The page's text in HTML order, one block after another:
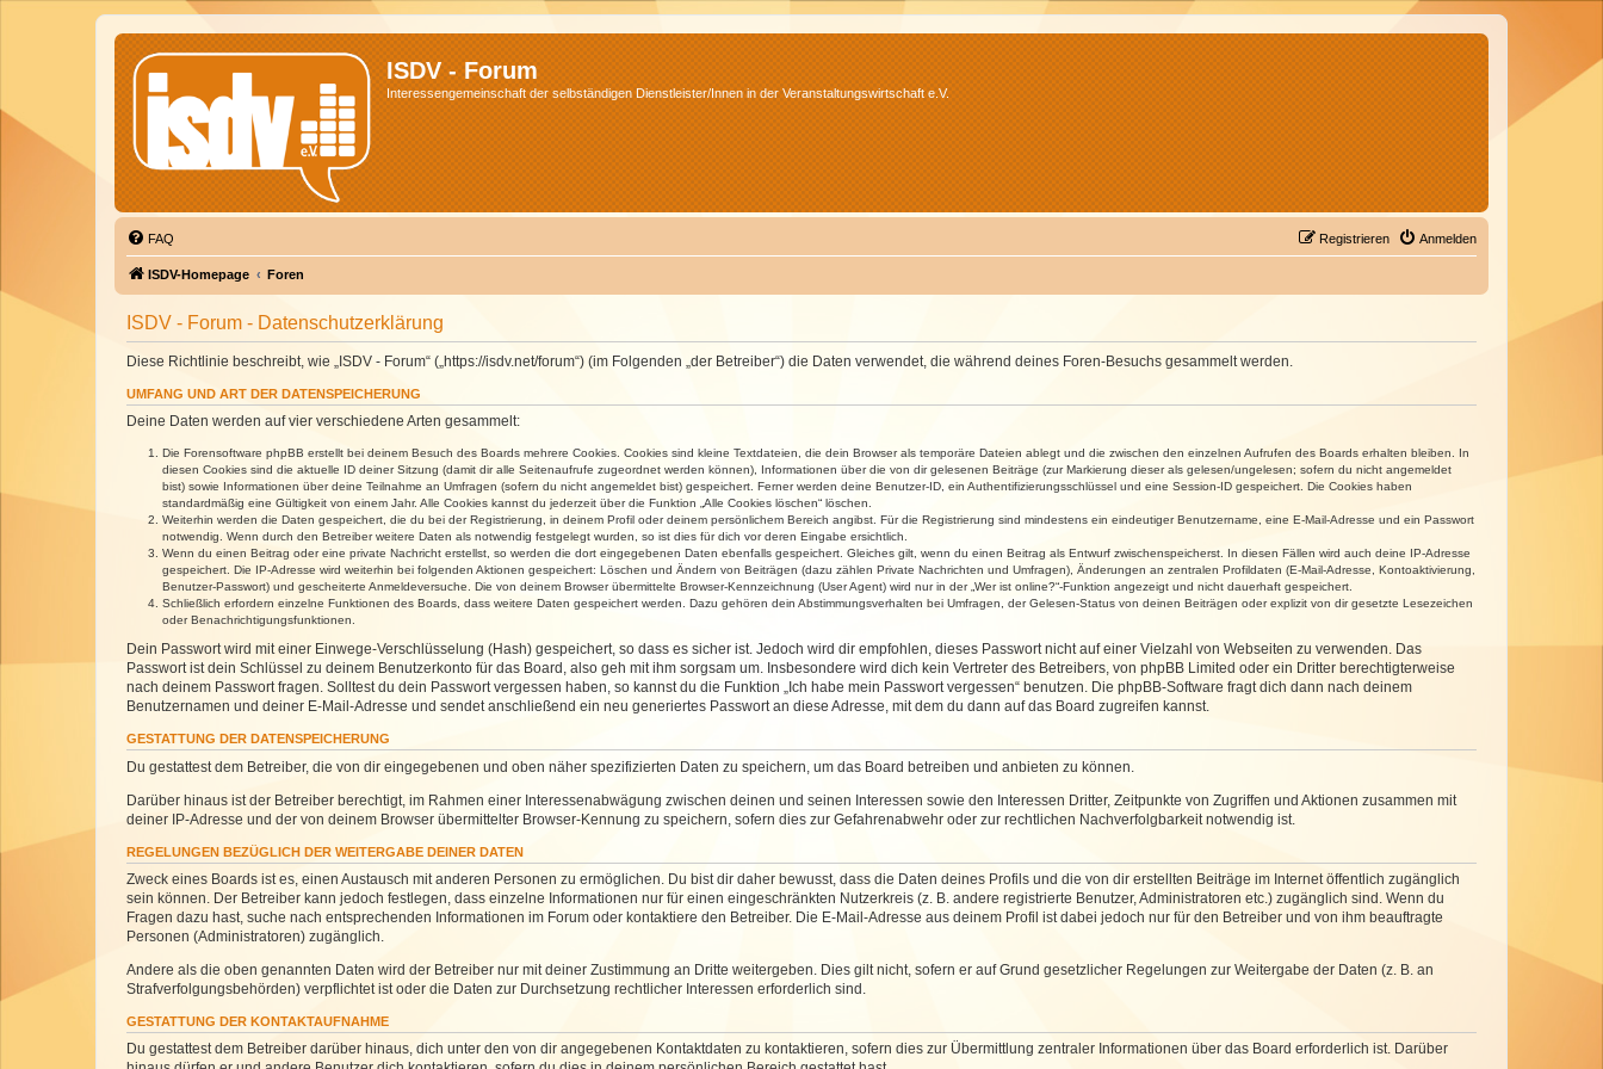
ISDV - Forum
Interessengemeinschaft der selbständigen Dienstleister/Innen in der Veranstaltungswirtschaft e.V.
FAQ Anmelden
Registrieren
ISDV-Homepage Foren
ISDV - Forum - Datenschutzerklärung
Diese Richtlinie beschreibt, wie „ISDV - Forum“ („https://isdv.net/forum“) (im Folgenden „der Betreiber“) die Daten verwendet, die während deines Foren-Besuchs gesammelt werden.
UMFANG UND ART DER DATENSPEICHERUNG
Deine Daten werden auf vier verschiedene Arten gesammelt:
Die Forensoftware phpBB erstellt bei deinem Besuch des Boards mehrere Cookies. Cookies sind kleine Textdateien, die dein Browser als temporäre Dateien ablegt und die zwischen den einzelnen Aufrufen des Boards erhalten bleiben. In
diesen Cookies sind die aktuelle ID deiner Sitzung (damit dir alle Seitenaufrufe zugeordnet werden können), Informationen über die von dir gelesenen Beiträge (zur Markierung dieser als gelesen/ungelesen; sofern du nicht angemeldet
bist) sowie Informationen über deine Teilnahme an Umfragen (sofern du nicht angemeldet bist) gespeichert. Ferner werden deine Benutzer-ID, ein Authentifizierungsschlüssel und eine Session-ID gespeichert. Die Cookies haben
standardmäßig eine Gültigkeit von einem Jahr. Alle Cookies kannst du jederzeit über die Funktion „Alle Cookies löschen“ löschen.
Weiterhin werden die Daten gespeichert, die du bei der Registrierung, in deinem Profil oder deinem persönlichem Bereich angibst. Für die Registrierung sind mindestens ein eindeutiger Benutzername, eine E-Mail-Adresse und ein Passwort
notwendig. Wenn durch den Betreiber weitere Daten als notwendig festgelegt wurden, so ist dies für dich vor deren Eingabe ersichtlich.
Wenn du einen Beitrag oder eine private Nachricht erstellst, so werden die dort eingegebenen Daten ebenfalls gespeichert. Gleiches gilt, wenn du einen Beitrag als Entwurf zwischenspeicherst. In diesen Fällen wird auch deine IP-Adresse
gespeichert. Die IP-Adresse wird weiterhin bei folgenden Aktionen gespeichert: Löschen und Ändern von Beiträgen (dazu zählen Private Nachrichten und Umfragen), Änderungen an zentralen Profildaten (E-Mail-Adresse, Kontoaktivierung,
Benutzer-Passwort) und gescheiterte Anmeldeversuche. Die von deinem Browser übermittelte Browser-Kennzeichnung (User Agent) wird nur in der „Wer ist online?“-Funktion angezeigt und nicht dauerhaft gespeichert.
Schließlich erfordern einzelne Funktionen des Boards, dass weitere Daten gespeichert werden. Dazu gehören dein Abstimmungsverhalten bei Umfragen, der Gelesen-Status von deinen Beiträgen oder explizit von dir gesetzte Lesezeichen
oder Benachrichtigungsfunktionen.
Dein Passwort wird mit einer Einwege-Verschlüsselung (Hash) gespeichert, so dass es sicher ist. Jedoch wird dir empfohlen, dieses Passwort nicht auf einer Vielzahl von Webseiten zu verwenden. Das
Passwort ist dein Schlüssel zu deinem Benutzerkonto für das Board, also geh mit ihm sorgsam um. Insbesondere wird dich kein Vertreter des Betreibers, von phpBB Limited oder ein Dritter berechtigterweise
nach deinem Passwort fragen. Solltest du dein Passwort vergessen haben, so kannst du die Funktion „Ich habe mein Passwort vergessen“ benutzen. Die phpBB-Software fragt dich dann nach deinem
Benutzernamen und deiner E-Mail-Adresse und sendet anschließend ein neu generiertes Passwort an diese Adresse, mit dem du dann auf das Board zugreifen kannst.
GESTATTUNG DER DATENSPEICHERUNG
Du gestattest dem Betreiber, die von dir eingegebenen und oben näher spezifizierten Daten zu speichern, um das Board betreiben und anbieten zu können.
Darüber hinaus ist der Betreiber berechtigt, im Rahmen einer Interessenabwägung zwischen deinen und seinen Interessen sowie den Interessen Dritter, Zeitpunkte von Zugriffen und Aktionen zusammen mit
deiner IP-Adresse und der von deinem Browser übermittelter Browser-Kennung zu speichern, sofern dies zur Gefahrenabwehr oder zur rechtlichen Nachverfolgbarkeit notwendig ist.
REGELUNGEN BEZÜGLICH DER WEITERGABE DEINER DATEN
Zweck eines Boards ist es, einen Austausch mit anderen Personen zu ermöglichen. Du bist dir daher bewusst, dass die Daten deines Profils und die von dir erstellten Beiträge im Internet öffentlich zugänglich
sein können. Der Betreiber kann jedoch festlegen, dass einzelne Informationen nur für einen eingeschränkten Nutzerkreis (z. B. andere registrierte Benutzer, Administratoren etc.) zugänglich sind. Wenn du
Fragen dazu hast, suche nach entsprechenden Informationen im Forum oder kontaktiere den Betreiber. Die E-Mail-Adresse aus deinem Profil ist dabei jedoch nur für den Betreiber und von ihm beauftragte
Personen (Administratoren) zugänglich.
Andere als die oben genannten Daten wird der Betreiber nur mit deiner Zustimmung an Dritte weitergeben. Dies gilt nicht, sofern er auf Grund gesetzlicher Regelungen zur Weitergabe der Daten (z. B. an
Strafverfolgungsbehörden) verpflichtet ist oder die Daten zur Durchsetzung rechtlicher Interessen erforderlich sind.
GESTATTUNG DER KONTAKTAUFNAHME
Du gestattest dem Betreiber darüber hinaus, dich unter den von dir angegebenen Kontaktdaten zu kontaktieren, sofern dies zur Übermittlung zentraler Informationen über das Board erforderlich ist. Darüber